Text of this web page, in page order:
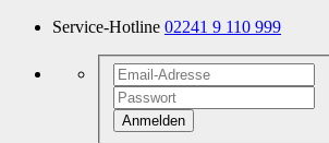
Service-Hotline 02241 9 110 999
Anmelden